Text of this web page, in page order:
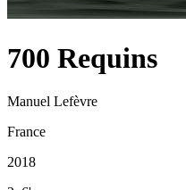
700 Requins
Manuel Lefèvre
France
2018